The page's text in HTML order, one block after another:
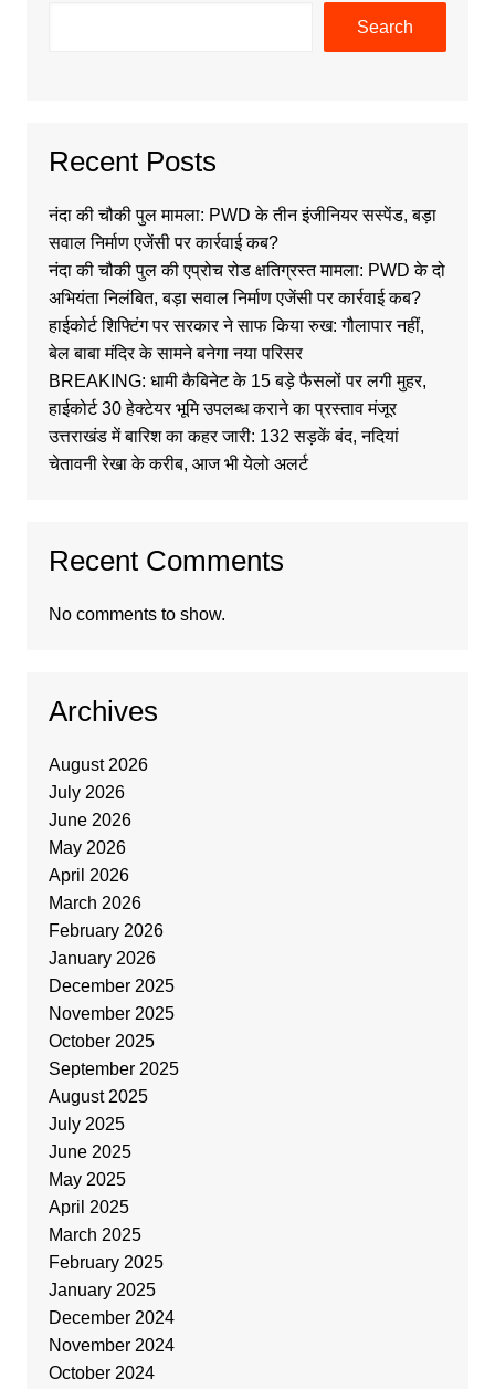
Search
Recent Posts
नंदा की चौकी पुल मामला: PWD के तीन इंजीनियर सस्पेंड, बड़ा
सवाल निर्माण एजेंसी पर कार्रवाई कब?
नंदा की चौकी पुल की एप्रोच रोड क्षतिग्रस्त मामला: PWD के दो
अभियंता निलंबित, बड़ा सवाल निर्माण एजेंसी पर कार्रवाई कब?
हाईकोर्ट शिफ्टिंग पर सरकार ने साफ किया रुख: गौलापार नहीं,
बेल बाबा मंदिर के सामने बनेगा नया परिसर
BREAKING: धामी कैबिनेट के 15 बड़े फैसलों पर लगी मुहर,
हाईकोर्ट 30 हेक्टेयर भूमि उपलब्ध कराने का प्रस्ताव मंजूर
उत्तराखंड में बारिश का कहर जारी: 132 सड़कें बंद, नदियां
चेतावनी रेखा के करीब, आज भी येलो अलर्ट
Recent Comments
No comments to show.
Archives
August 2026
July 2026
June 2026
May 2026
April 2026
March 2026
February 2026
January 2026
December 2025
November 2025
October 2025
September 2025
August 2025
July 2025
June 2025
May 2025
April 2025
March 2025
February 2025
January 2025
December 2024
November 2024
October 2024